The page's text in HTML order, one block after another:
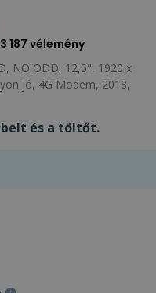
3 187 vélemény
NO ODD, 12,5", 1920 x
jó, 4G Modem, 2018,
és a töltőt.